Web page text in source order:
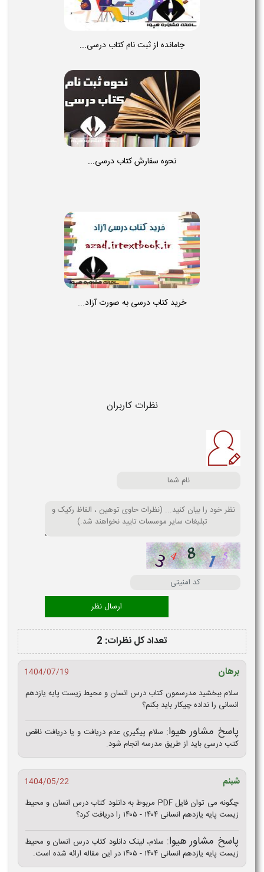
جامانده از ثبت نام کتاب درسی...
نحوه سفارش کتاب درسی...
خرید کتاب درسی به صورت آزاد...
نظرات کاربران
تعداد کل نظرات: 2
برهان
1404/07/19
سلام ببخشید مدرسمون کتاب درس انسان و محیط زیست پایه یازدهم
انسانی را نداده چیکار باید بکنم؟
پاسخ مشاور هیوا: سلام پیگیری عدم دریافت و یا دریافت ناقص
کتب درسی باید از طریق مدرسه انجام شود.
شبنم
1404/05/22
چگونه می‌ توان فایل PDF مربوط به دانلود کتاب درس انسان و محیط
زیست پایه یازدهم انسانی ۱۴۰۴ - ۱۴۰۵ را دریافت کرد؟
پاسخ مشاور هیوا: سلام، لینک دانلود کتاب درس انسان و محیط
زیست پایه یازدهم انسانی ۱۴۰۴ - ۱۴۰۵ در این مقاله ارائه شده است.